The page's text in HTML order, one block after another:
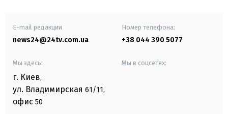
E-mail редакции
news24@24tv.com.ua
Номер телефона:
+38 044 390 5077
Мы здесь:
г. Киев,
ул. Владимирская 61/11,
офис 50
Мы в соцсетях: